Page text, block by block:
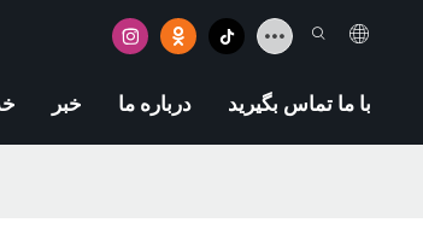
خبر درباره ما با ما تماس بگیرید